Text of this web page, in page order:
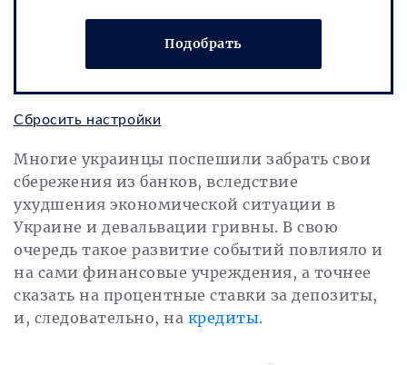
Подобрать
Сбросить настройки
Многие украинцы поспешили забрать свои
сбережения из банков, вследствие
ухудшения экономической ситуации в
Украине и девальвации гривны. В свою
очередь такое развитие событий повлияло и
на сами финансовые учреждения, а точнее
сказать на процентные ставки за депозиты,
и, следовательно, на кредиты.